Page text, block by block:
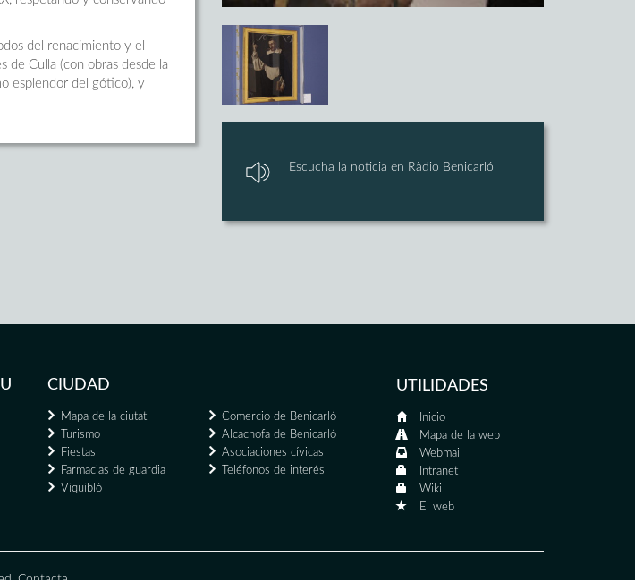
del renacimiento y el
de Culla (con obras desde la
esplendor del gótico), y
Escucha la noticia en Ràdio Benicarló
CIUDAD
Mapa de la ciutat
Comercio de Benicarló
Turismo
Alcachofa de Benicarló
Fiestas
Asociaciones cívicas
Farmacias de guardia
Teléfonos de interés
Viquibló
UTILIDADES
Inicio
Mapa de la web
Webmail
Intranet
Wiki
El web